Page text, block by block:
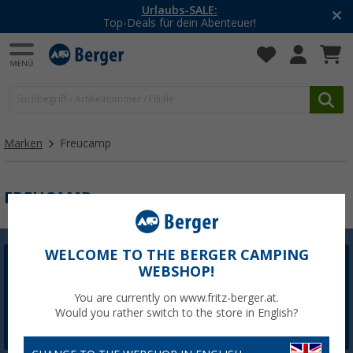
Urlaubs-SALE:
Top-Deals für dein Abenteuer!
Marken Freucamp
FREUCAMP
Berger Newsletter
5,- € Willkommensgutschein sichern
WELCOME TO THE BERGER CAMPING
WEBSHOP!
You are currently on www.fritz-berger.at.
Would you rather switch to the store in English?